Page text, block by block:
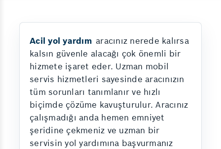
Acil yol yardım aracınız nerede kalırsa
kalsın güvenle alacağı çok önemli bir
hizmete işaret eder. Uzman mobil
servis hizmetleri sayesinde aracınızın
tüm sorunları tanımlanır ve hızlı
biçimde çözüme kavuşturulur. Aracınız
çalışmadığı anda hemen emniyet
şeridine çekmeniz ve uzman bir
servisin yol yardımına başvurmanız